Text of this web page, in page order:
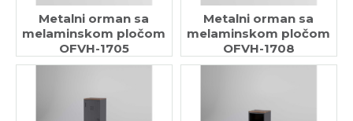
Metalni orman sa
melaminskom pločom
OFVH-1705
Metalni orman sa
melaminskom pločom
OFVH-1708